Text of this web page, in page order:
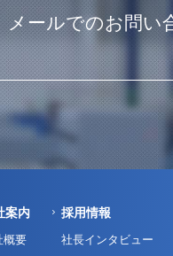
メールでのお問い
案内
概要
採用情報
社長インタビュー